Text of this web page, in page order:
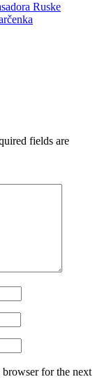
Ruske
fields are
browser for the next